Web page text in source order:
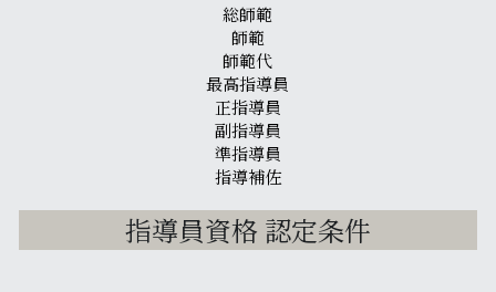
総師範
師範
師範代
最高指導員
正指導員
副指導員
準指導員
指導補佐
指導員資格 認定条件